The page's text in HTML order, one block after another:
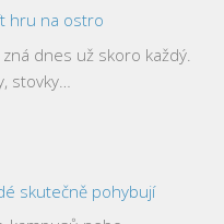
hru na ostro
dnes už skoro každý.
stovky…
skutečně pohybují